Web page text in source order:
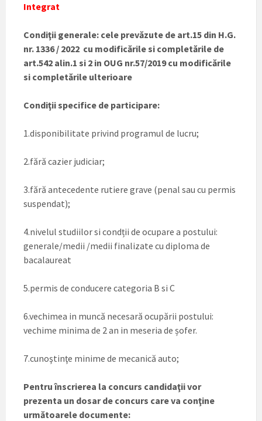
Integrat
Condiţii generale: cele prevăzute de art.15 din H.G.
nr. 1336 / 2022 cu modificările si completările de
art.542 alin.1 si 2 in OUG nr.57/2019 cu modificările
si completările ulterioare
Condiţii specifice de participare:
1.disponibilitate privind programul de lucru;
2.fără cazier judiciar;
3.fără antecedente rutiere grave (penal sau cu permis
suspendat);
4.nivelul studiilor si condții de ocupare a postului:
generale/medii /medii finalizate cu diploma de
bacalaureat
5.permis de conducere categoria B si C
6.vechimea in muncă necesară ocupării postului:
vechime minima de 2 an in meseria de șofer.
7.cunoştinţe minime de mecanică auto;
Pentru înscrierea la concurs candidaţii vor
prezenta un dosar de concurs care va conţine
următoarele documente: